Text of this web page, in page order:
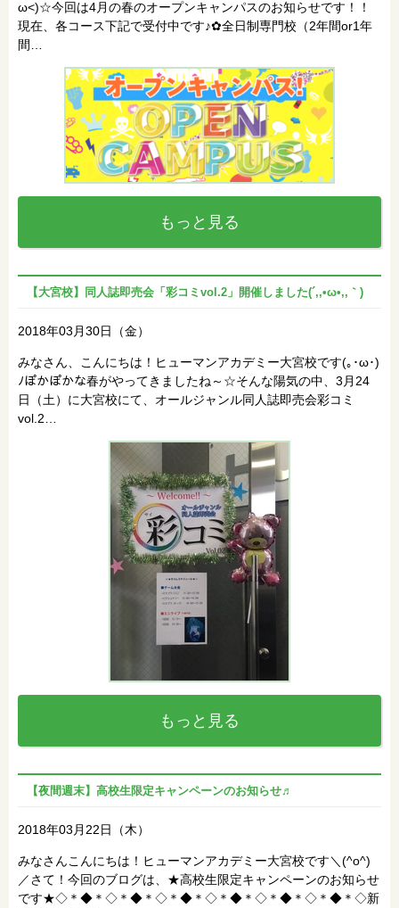
ω<)☆今回は4月の春のオープンキャンパスのお知らせです！！
現在、各コース下記で受付中です♪✿全日制専門校（2年間or1年
間…
もっと見る
【大宮校】同人誌即売会「彩コミvol.2」開催しました(´,,•ω•,,｀)
2018年03月30日（金）
みなさん、こんにちは！ヒューマンアカデミー大宮校です(｡･ω･)
ﾉぽかぽかな春がやってきましたね～☆そんな陽気の中、3月24
日（土）に大宮校にて、オールジャンル同人誌即売会彩コミ
vol.2…
もっと見る
【夜間週末】高校生限定キャンペーンのお知らせ♬
2018年03月22日（木）
みなさんこんにちは！ヒューマンアカデミー大宮校です＼(^o^)
／さて！今回のブログは、★高校生限定キャンペーンのお知らせ
です★◇＊◆＊◇＊◆＊◇＊◆＊◇＊◆＊◇＊◆＊◇＊◆＊◇新